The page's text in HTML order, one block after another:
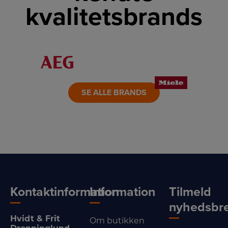
diameter på 5
cm. Højden på
lysene er hhv. 10
cm, 12,5 cm og 15
kvalitetsbrands
LINK
SE ALLE BRANDS
Kontaktinformation
Hvidt & Frit
Information
Om butikken
Tilmeld